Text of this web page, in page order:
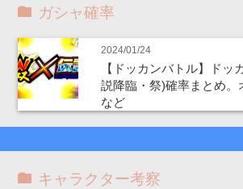
ガシャ確率
2024/01/24
【ドッカンバトル】ドッ
説降臨・祭)確率まとめ。
など
キャラクター考察